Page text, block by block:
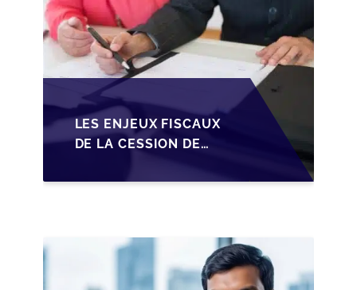
LES ENJEUX FISCAUX
DE LA CESSION DE
LES DIRIGEANTS DE